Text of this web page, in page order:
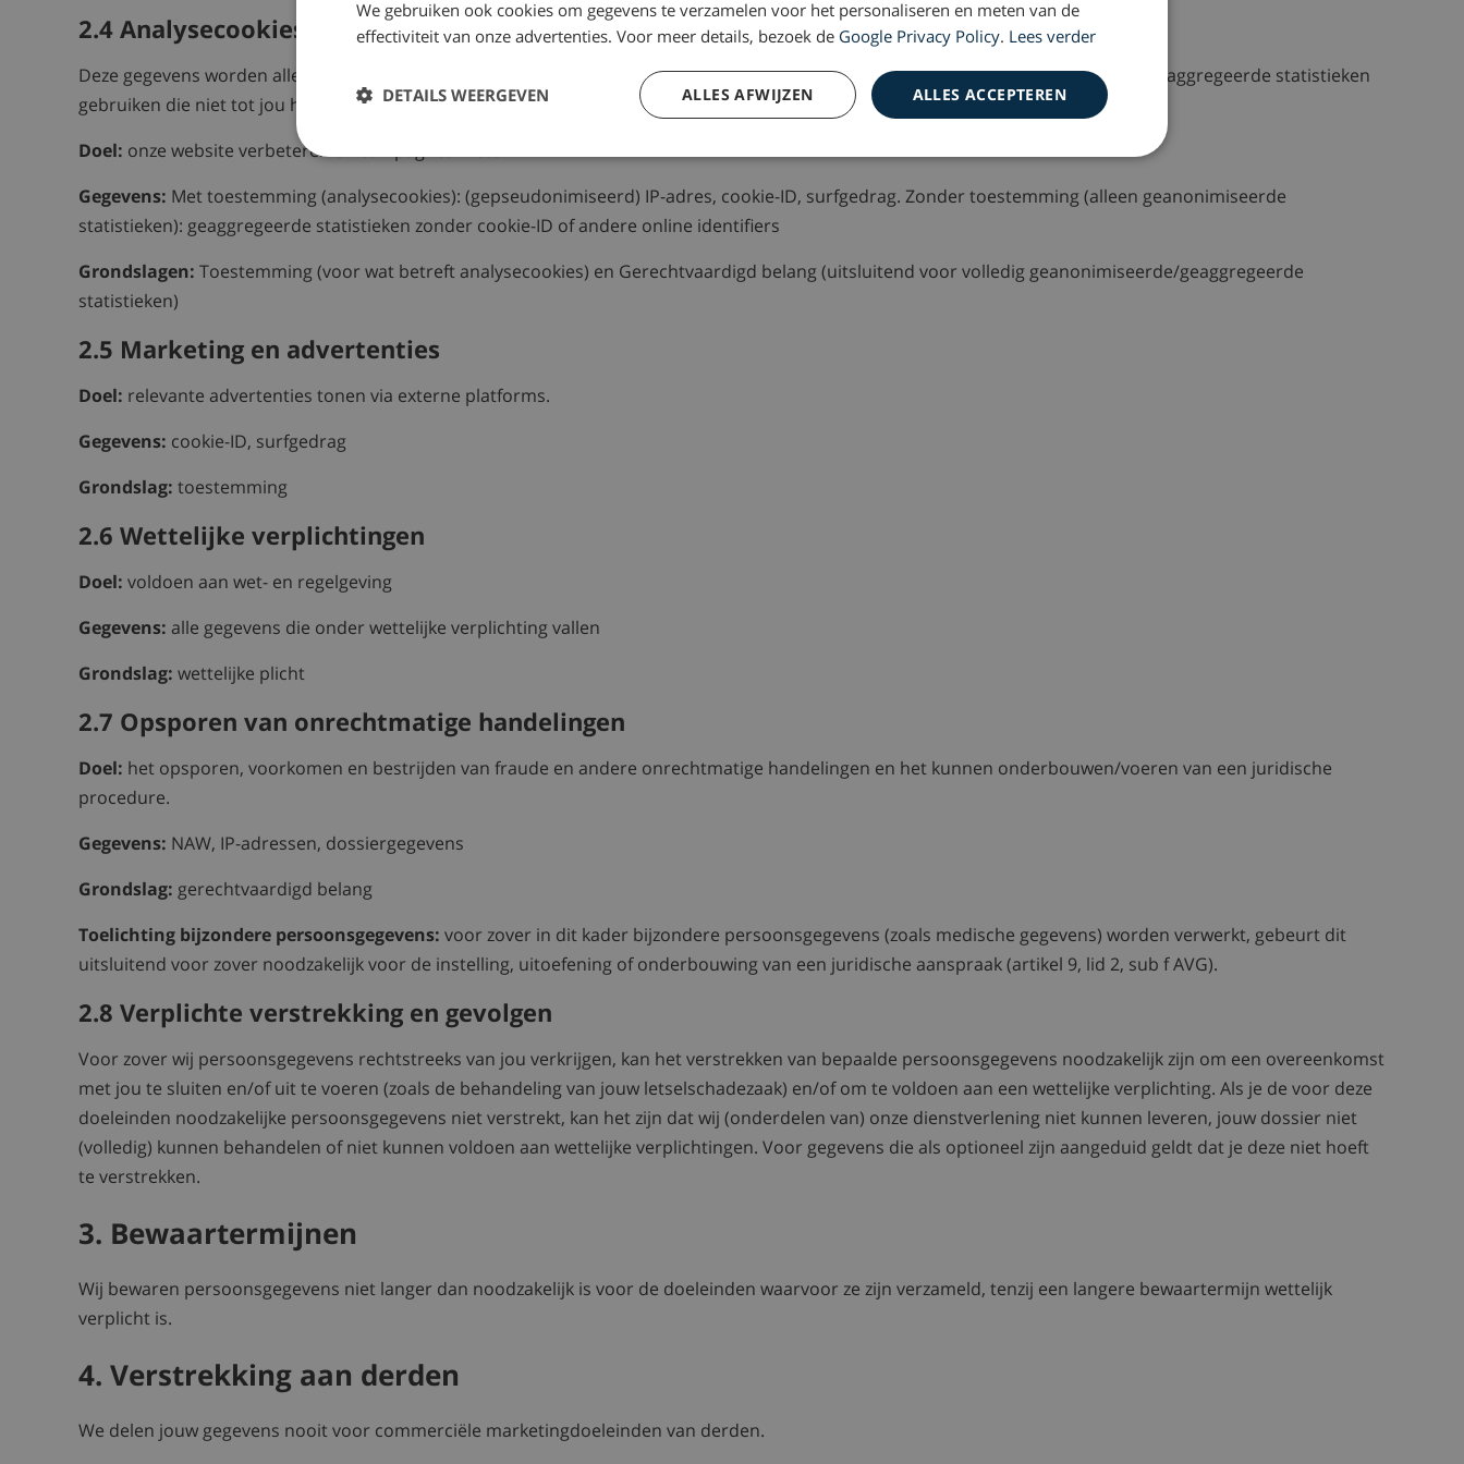
2.4 Analysecookies en statistieken
Deze gegevens worden alleen verwerkt wanneer jij hier toestemming voor geeft, tenzij wij uitsluitend volledig geanonimiseerde en geaggregeerde statistieken
gebruiken die niet tot jou herleidbaar zijn.
Doel: onze website verbeteren en campagnes meten
Gegevens: Met toestemming (analysecookies): (gepseudonimiseerd) IP-adres, cookie-ID, surfgedrag. Zonder toestemming (alleen geanonimiseerde
statistieken): geaggregeerde statistieken zonder cookie-ID of andere online identifiers
Grondslagen: Toestemming (voor wat betreft analysecookies) en Gerechtvaardigd belang (uitsluitend voor volledig geanonimiseerde/geaggregeerde
statistieken)
2.5 Marketing en advertenties
Doel: relevante advertenties tonen via externe platforms.
Gegevens: cookie-ID, surfgedrag
Grondslag: toestemming
2.6 Wettelijke verplichtingen
Doel: voldoen aan wet- en regelgeving
Gegevens: alle gegevens die onder wettelijke verplichting vallen
Grondslag: wettelijke plicht
2.7 Opsporen van onrechtmatige handelingen
Doel: het opsporen, voorkomen en bestrijden van fraude en andere onrechtmatige handelingen en het kunnen onderbouwen/voeren van een juridische
procedure.
Gegevens: NAW, IP-adressen, dossiergegevens
Grondslag: gerechtvaardigd belang
Toelichting bijzondere persoonsgegevens: voor zover in dit kader bijzondere persoonsgegevens (zoals medische gegevens) worden verwerkt, gebeurt dit
uitsluitend voor zover noodzakelijk voor de instelling, uitoefening of onderbouwing van een juridische aanspraak (artikel 9, lid 2, sub f AVG).
2.8 Verplichte verstrekking en gevolgen
Voor zover wij persoonsgegevens rechtstreeks van jou verkrijgen, kan het verstrekken van bepaalde persoonsgegevens noodzakelijk zijn om een overeenkomst
met jou te sluiten en/of uit te voeren (zoals de behandeling van jouw letselschadezaak) en/of om te voldoen aan een wettelijke verplichting. Als je de voor deze
doeleinden noodzakelijke persoonsgegevens niet verstrekt, kan het zijn dat wij (onderdelen van) onze dienstverlening niet kunnen leveren, jouw dossier niet
(volledig) kunnen behandelen of niet kunnen voldoen aan wettelijke verplichtingen. Voor gegevens die als optioneel zijn aangeduid geldt dat je deze niet hoeft
te verstrekken.
3. Bewaartermijnen
Wij bewaren persoonsgegevens niet langer dan noodzakelijk is voor de doeleinden waarvoor ze zijn verzameld, tenzij een langere bewaartermijn wettelijk
verplicht is.
4. Verstrekking aan derden
We delen jouw gegevens nooit voor commerciële marketingdoeleinden van derden.
We gebruiken ook cookies om gegevens te verzamelen voor het personaliseren en meten van de
effectiviteit van onze advertenties. Voor meer details, bezoek de Google Privacy Policy. Lees verder
ALLES ACCEPTEREN
ALLES AFWIJZEN
DETAILS WEERGEVEN